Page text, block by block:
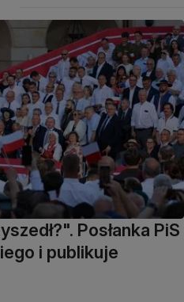
Posłanka PiS
i publikuje